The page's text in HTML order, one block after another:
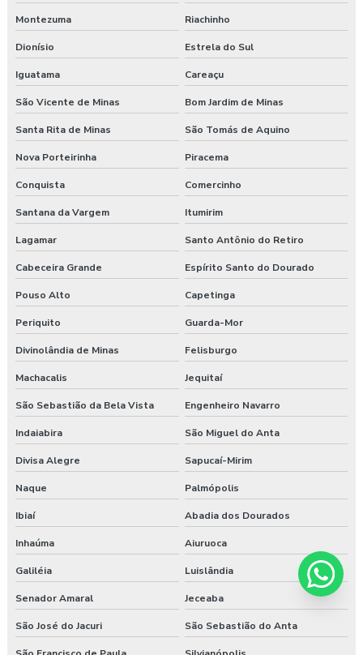
Montezuma Riachinho
Dionísio Estrela do Sul
Iguatama Careaçu
São Vicente de Minas Bom Jardim de Minas
Santa Rita de Minas São Tomás de Aquino
Nova Porteirinha Piracema
Conquista Comercinho
Santana da Vargem Itumirim
Lagamar Santo Antônio do Retiro
Cabeceira Grande Espírito Santo do Dourado
Pouso Alto Capetinga
Periquito Guarda-Mor
Divinolândia de Minas Felisburgo
Machacalis Jequitaí
São Sebastião da Bela Vista Engenheiro Navarro
Indaiabira São Miguel do Anta
Divisa Alegre Sapucaí-Mirim
Naque Palmópolis
Ibiaí Abadia dos Dourados
Inhaúma Aiuruoca
Galiléia Luislândia
Senador Amaral Jeceaba
São José do Jacuri São Sebastião do Anta